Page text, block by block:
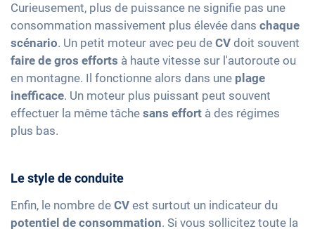
Curieusement, plus de puissance ne signifie pas une
consommation massivement plus élevée dans chaque
scénario. Un petit moteur avec peu de CV doit souvent
faire de gros efforts à haute vitesse sur l'autoroute ou
en montagne. Il fonctionne alors dans une plage
inefficace. Un moteur plus puissant peut souvent
effectuer la même tâche sans effort à des régimes
plus bas.
Le style de conduite
Enfin, le nombre de CV est surtout un indicateur du
potentiel de consommation. Si vous sollicitez toute la